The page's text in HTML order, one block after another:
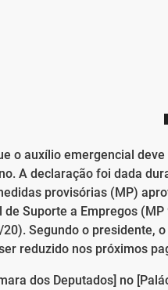
o auxílio emergencial
A declaração foi dada
provisórias (MP)
Suporte a Empregos
Segundo o presidente,
reduzido nos próximos
dos Deputados] no